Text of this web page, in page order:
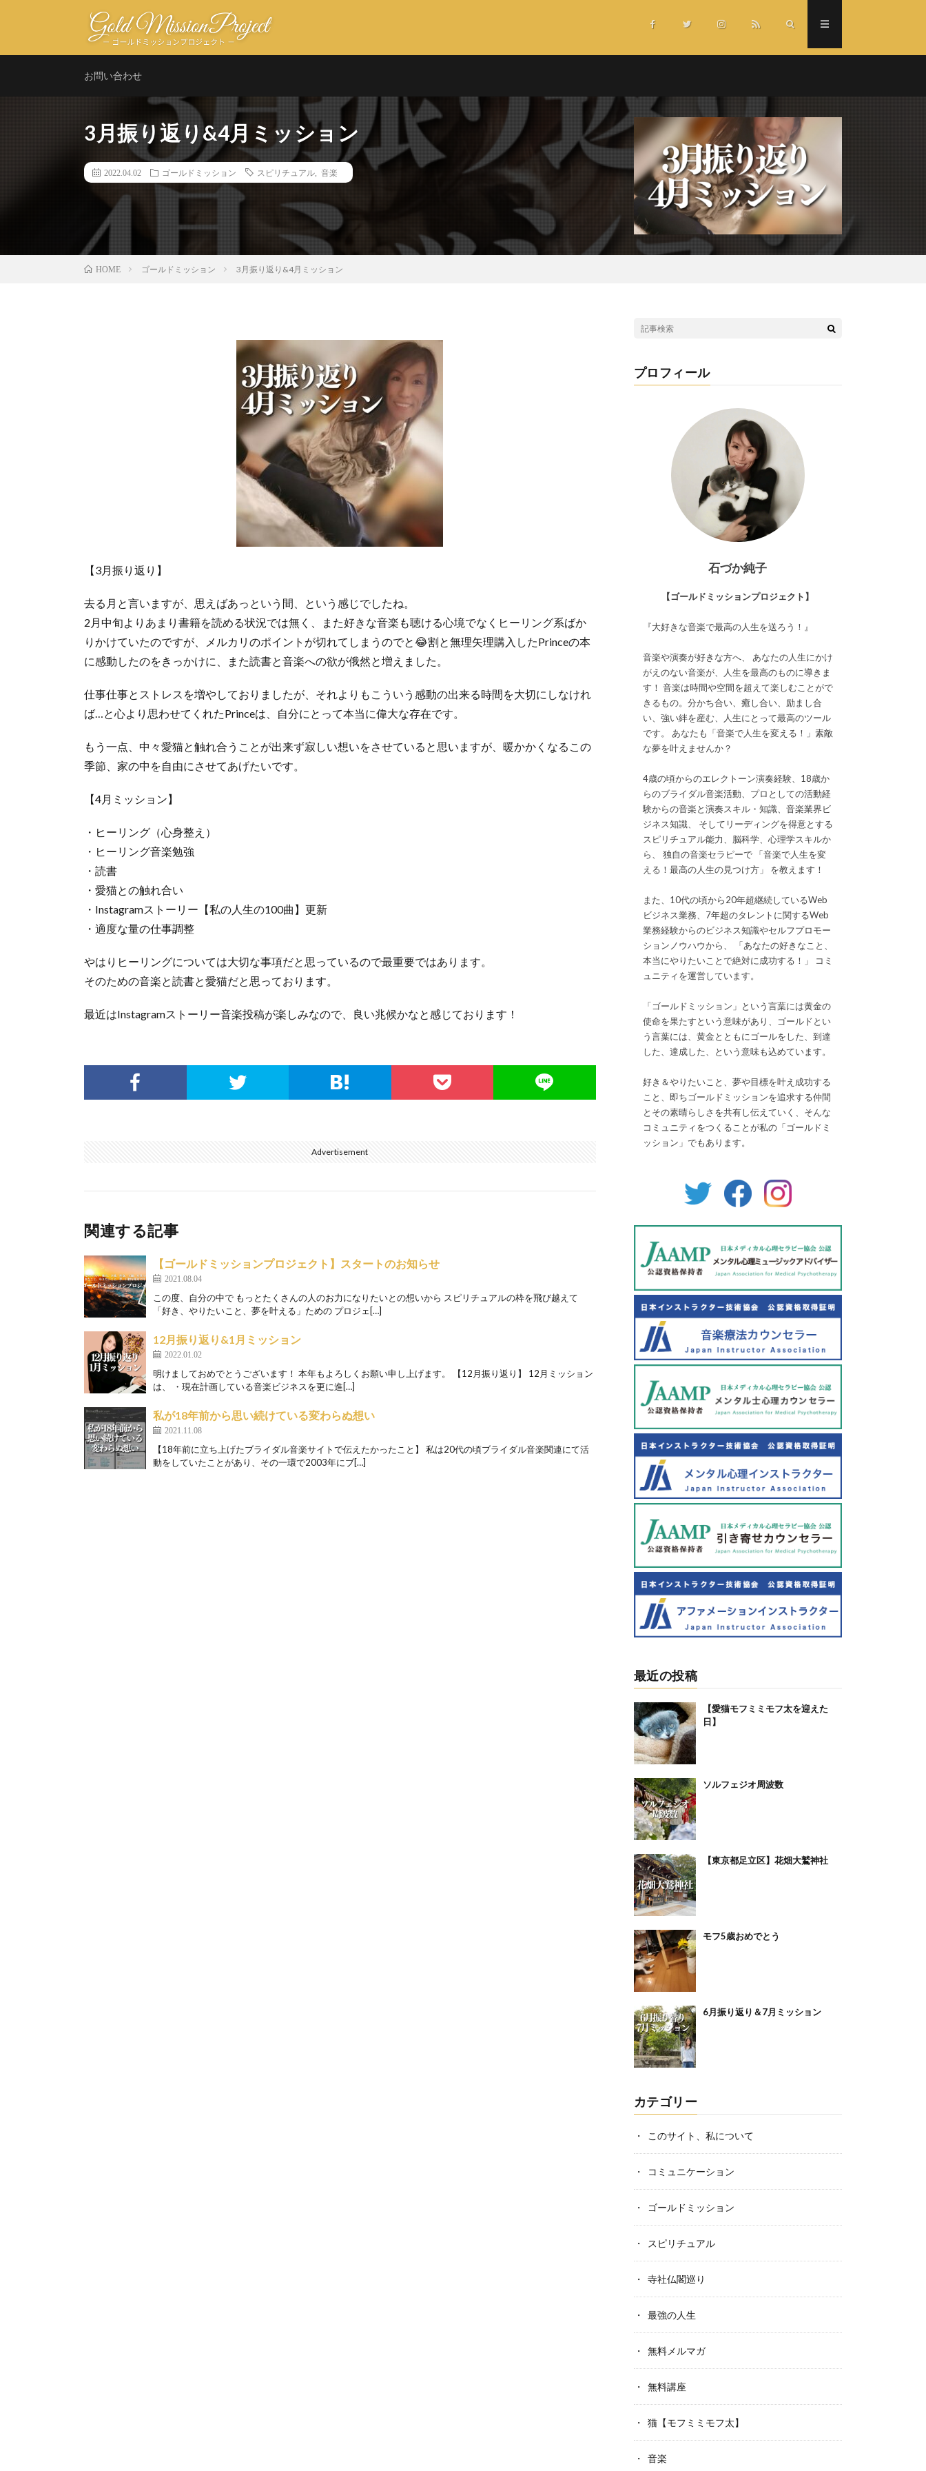
お問い合わせ
3月振り返り&4月ミッション
2022.04.02 ゴールドミッション スピリチュアル 音楽
HOME ゴールドミッション 3月振り返り&4月ミッション
【3月振り返り】
去る月と言いますが、思えばあっという間、という感じでしたね。
2月中旬よりあまり書籍を読める状況では無く、また好きな音楽も聴ける心境でなくヒーリング系ばか
りかけていたのですが、メルカリのポイントが切れてしまうのでと😂割と無理矢理購入したPrinceの本
に感動したのをきっかけに、また読書と音楽への欲が俄然と増えました。
仕事仕事とストレスを増やしておりましたが、それよりもこういう感動の出来る時間を大切にしなけれ
ば…と心より思わせてくれたPrinceは、自分にとって本当に偉大な存在です。
もう一点、中々愛猫と触れ合うことが出来ず寂しい想いをさせていると思いますが、暖かかくなるこの
季節、家の中を自由にさせてあげたいです。
【4月ミッション】
・ヒーリング（心身整え）
・ヒーリング音楽勉強
・読書
・愛猫との触れ合い
・Instagramストーリー【私の人生の100曲】更新
・適度な量の仕事調整
やはりヒーリングについては大切な事項だと思っているので最重要ではあります。
そのための音楽と読書と愛猫だと思っております。
最近はInstagramストーリー音楽投稿が楽しみなので、良い兆候かなと感じております！
Advertisement
関連する記事
【ゴールドミッションプロジェクト】スタートのお知らせ
2021.08.04
この度、自分の中で もっとたくさんの人のお力になりたいとの想いから スピリチュアルの枠を飛び越えて
「好き、やりたいこと、夢を叶える」ための プロジェ[…]
12月振り返り&1月ミッション
2022.01.02
明けましておめでとうございます！ 本年もよろしくお願い申し上げます。 【12月振り返り】 12月ミッション
は、 ・現在計画している音楽ビジネスを更に進[…]
私が18年前から思い続けている変わらぬ想い
2021.11.08
【18年前に立ち上げたブライダル音楽サイトで伝えたかったこと】 私は20代の頃ブライダル音楽関連にて活
動をしていたことがあり、その一環で2003年にブ[…]
プロフィール
石づか純子
【ゴールドミッションプロジェクト】
『大好きな音楽で最高の人生を送ろう！』
音楽や演奏が好きな方へ、 あなたの人生にかけ
がえのない音楽が、人生を最高のものに導きま
す！ 音楽は時間や空間を超えて楽しむことがで
きるもの。分かち合い、癒し合い、励まし合
い、強い絆を産む、人生にとって最高のツール
です。 あなたも「音楽で人生を変える！」素敵
な夢を叶えませんか？
4歳の頃からのエレクトーン演奏経験、18歳か
らのブライダル音楽活動、プロとしての活動経
験からの音楽と演奏スキル・知識、音楽業界ビ
ジネス知識、 そしてリーディングを得意とする
スピリチュアル能力、脳科学、心理学スキルか
ら、 独自の音楽セラピーで 「音楽で人生を変
える！最高の人生の見つけ方」 を教えます！
また、10代の頃から20年超継続しているWeb
ビジネス業務、7年超のタレントに関するWeb
業務経験からのビジネス知識やセルフプロモー
ションノウハウから、 「あなたの好きなこと、
本当にやりたいことで絶対に成功する！」 コミ
ュニティを運営しています。
「ゴールドミッション」という言葉には黄金の
使命を果たすという意味があり、ゴールドとい
う言葉には、黄金とともにゴールをした、到達
した、達成した、という意味も込めています。
好き＆やりたいこと、夢や目標を叶え成功する
こと、即ちゴールドミッションを追求する仲間
とその素晴らしさを共有し伝えていく、そんな
コミュニティをつくることが私の「ゴールドミ
ッション」でもあります。
最近の投稿
【愛猫モフミミモフ太を迎えた
日】⁡
ソルフェジオ周波数
【東京都足立区】花畑大鷲神社
モフ5歳おめでとう
6月振り返り＆7月ミッション
カテゴリー
このサイト、私について
コミュニケーション
ゴールドミッション
スピリチュアル
寺社仏閣巡り
最強の人生
無料メルマガ
無料講座
猫【モフミミモフ太】
音楽